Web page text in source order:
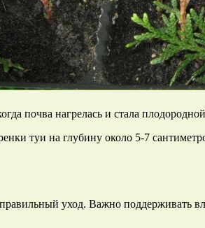
почва нагрелась и стала
туи на глубину около 5-7
уход. Важно поддерживать